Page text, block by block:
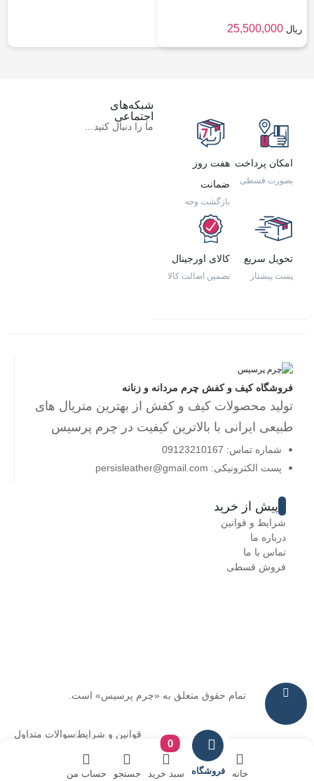
25,500,000 ریال
امکان پرداخت
بصورت قسطی
هفت روز
ضمانت
بازگشت وجه
تحویل سریع
پست پیشتاز
کالای اورجینال
تضمین اصالت کالا
شبکه‌های
اجتماعی
ما را دنبال کنید…
فروشگاه کیف و کفش چرم مردانه و زنانه
تولید محصولات کیف و کفش از بهترین متریال های
طبیعی ایرانی با بالاترین کیفیت در چرم پرسیس
شماره تماس: 09123210167
پست الکترونیکی: persisleather@gmail.com
پیش از خرید
شرایط و قوانین
درباره ما
تماس با ما
فروش قسطی
تمام حقوق متعلق به «چرم پرسیس» است.
قوانین و شرایطسوالات متداول
خانه فروشگاه
0
سبد خرید جستجو حساب من